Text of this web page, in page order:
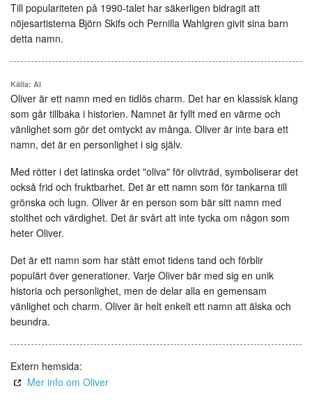
Till populariteten på 1990-talet har säkerligen bidragit att
nöjesartisterna Björn Skifs och Pernilla Wahlgren givit sina barn
detta namn.
Källa: AI
Oliver är ett namn med en tidlös charm. Det har en klassisk klang
som går tillbaka i historien. Namnet är fyllt med en värme och
vänlighet som gör det omtyckt av många. Oliver är inte bara ett
namn, det är en personlighet i sig själv.
Med rötter i det latinska ordet "oliva" för olivträd, symboliserar det
också frid och fruktbarhet. Det är ett namn som för tankarna till
grönska och lugn. Oliver är en person som bär sitt namn med
stolthet och värdighet. Det är svårt att inte tycka om någon som
heter Oliver.
Det är ett namn som har stått emot tidens tand och förblir
populärt över generationer. Varje Oliver bär med sig en unik
historia och personlighet, men de delar alla en gemensam
vänlighet och charm. Oliver är helt enkelt ett namn att älska och
beundra.
Extern hemsida:
Mer info om Oliver